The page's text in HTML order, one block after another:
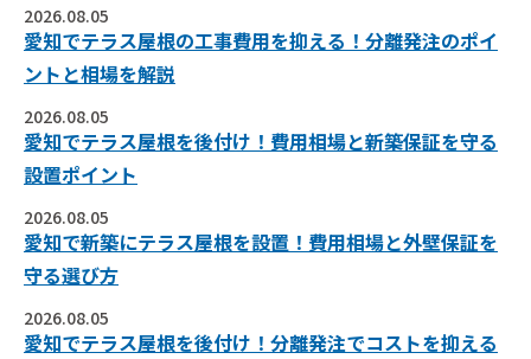
2026.08.05
愛知でテラス屋根の工事費用を抑える！分離発注のポイ
ントと相場を解説
2026.08.05
愛知でテラス屋根を後付け！費用相場と新築保証を守る
設置ポイント
2026.08.05
愛知で新築にテラス屋根を設置！費用相場と外壁保証を
守る選び方
2026.08.05
愛知でテラス屋根を後付け！分離発注でコストを抑える